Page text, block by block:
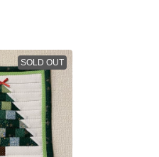
SOLD OUT